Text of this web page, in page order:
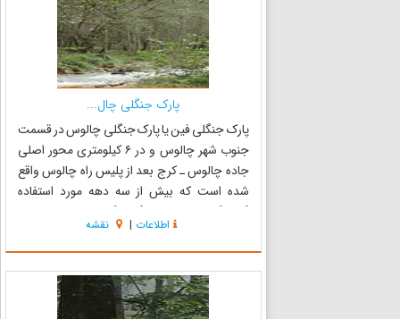
پارک جنگلی چال...
پارک جنگلی فین یا پارک جنگلی چالوس در قسمت
جنوب شهر چالوس و در ۶ کیلومتری محور اصلی
جاده چالوس ـ کرج بعد از پلیس راه چالوس واقع
شده است که بیش از سه دهه مورد استفاده
گردشگران شمالی و یا گردشگرانی که از این محور
قصد عزیمت به استان‌های شمال غربی و شمال
شرقی (مشهد) دارند، می‌باشد. پارک جن...
اطلاعات | نقشه